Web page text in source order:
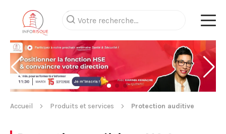
Accueil Produits et services Protection auditive